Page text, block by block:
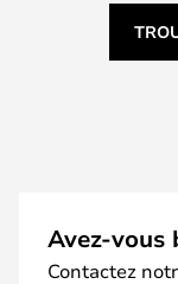
Avez-vous
Contactez